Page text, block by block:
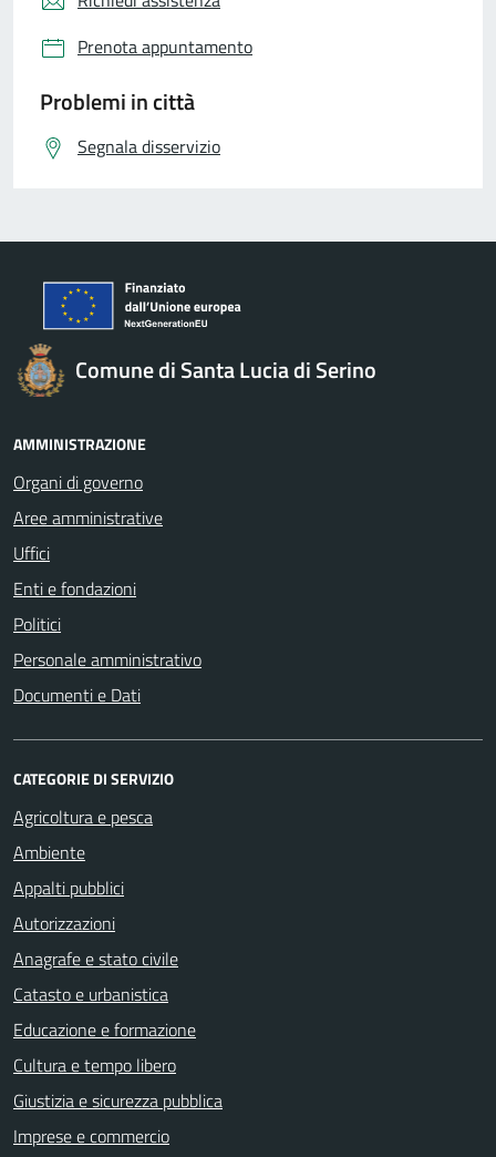
Prenota appuntamento
Problemi in città
Segnala disservizio
Comune di Santa Lucia di Serino
AMMINISTRAZIONE
Organi di governo
Aree amministrative
Uffici
Enti e fondazioni
Politici
Personale amministrativo
Documenti e Dati
CATEGORIE DI SERVIZIO
Agricoltura e pesca
Ambiente
Appalti pubblici
Autorizzazioni
Anagrafe e stato civile
Catasto e urbanistica
Educazione e formazione
Cultura e tempo libero
Giustizia e sicurezza pubblica
Imprese e commercio